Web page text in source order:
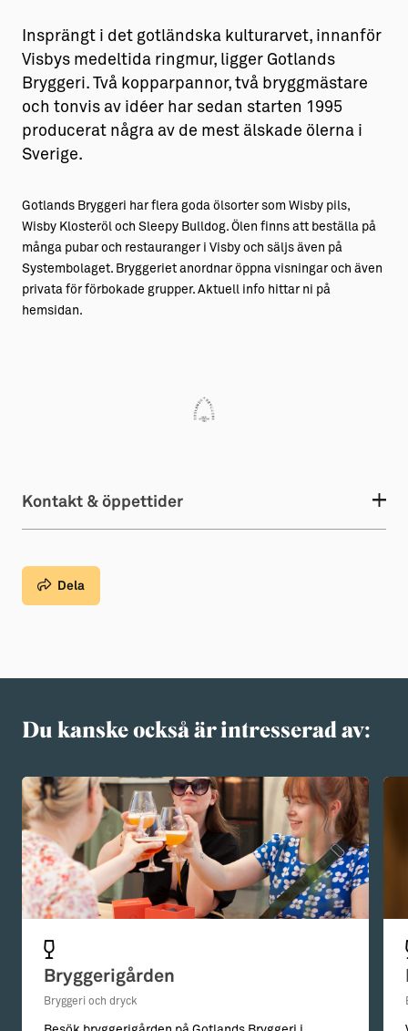
Insprängt i det gotländska kulturarvet, innanför
Visbys medeltida ringmur, ligger Gotlands
Bryggeri. Två koppar­­­pannor, två bryggmästare
och tonvis av idéer har sedan starten 1995
producerat några av de mest älskade ölerna i
Sverige.
Gotlands Bryggeri har flera goda ölsorter som Wisby pils,
Wisby Klosteröl och Sleepy Bulldog. Ölen finns att beställa på
många pubar och restauranger i Visby och säljs även på
Systembolaget. Bryggeriet anordnar öppna visningar och även
privata för förbokade grupper. Aktuell info hittar ni på
hemsidan.
Kontakt & öppettider
Dela
Du kanske också är intresserad av:
Bryggerigården
Bryggeri och dryck